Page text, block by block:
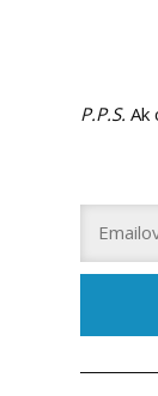
P.P.S.Ak